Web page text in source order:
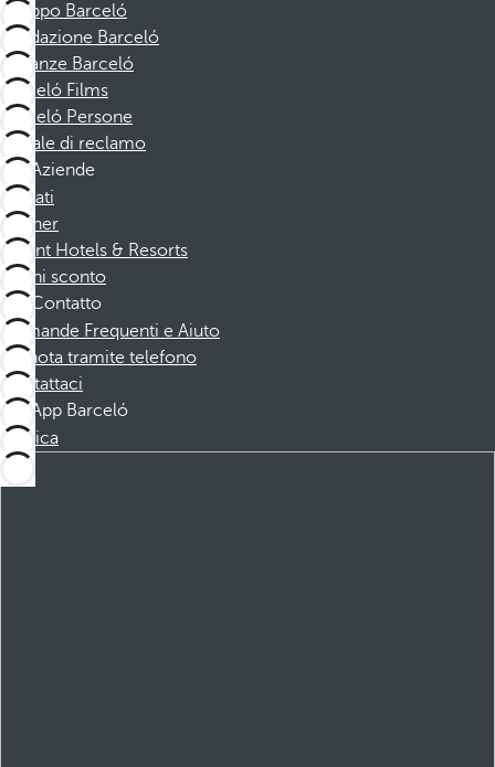
Gruppo Barceló
Fondazione Barceló
Vacanze Barceló
Barceló Films
Barceló Persone
Canale di reclamo
Aziende
Affiliati
Partner
Dorint Hotels & Resorts
Buoni sconto
Contatto
Domande Frequenti e Aiuto
Prenota tramite telefono
Contattaci
App Barceló
Scarica